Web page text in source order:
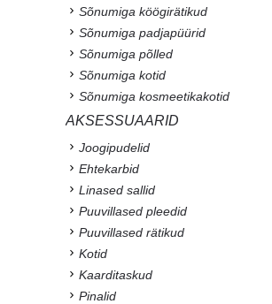
Sõnumiga köögirätikud
Sõnumiga padjapüürid
Sõnumiga põlled
Sõnumiga kotid
Sõnumiga kosmeetikakotid
AKSESSUAARID
Joogipudelid
Ehtekarbid
Linased sallid
Puuvillased pleedid
Puuvillased rätikud
Kotid
Kaarditaskud
Pinalid